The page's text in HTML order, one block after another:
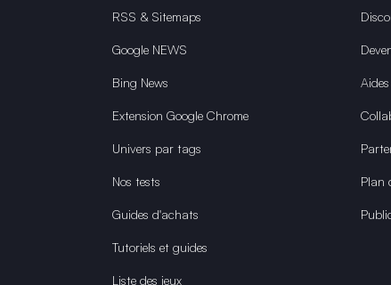
RSS & Sitemaps
Google NEWS
Bing News
Extension Google Chrome
Univers par tags
Nos tests
Guides d'achats
Tutoriels et guides
Liste des jeux
Plan